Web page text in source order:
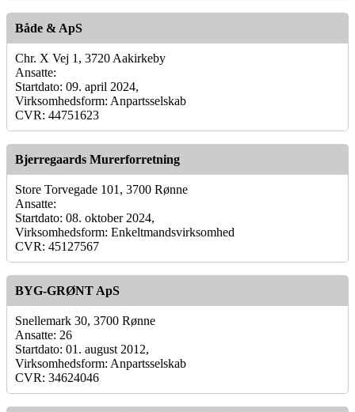
Både & ApS
Chr. X Vej 1, 3720 Aakirkeby
Ansatte:
Startdato: 09. april 2024,
Virksomhedsform: Anpartsselskab
CVR: 44751623
Bjerregaards Murerforretning
Store Torvegade 101, 3700 Rønne
Ansatte:
Startdato: 08. oktober 2024,
Virksomhedsform: Enkeltmandsvirksomhed
CVR: 45127567
BYG-GRØNT ApS
Snellemark 30, 3700 Rønne
Ansatte: 26
Startdato: 01. august 2012,
Virksomhedsform: Anpartsselskab
CVR: 34624046